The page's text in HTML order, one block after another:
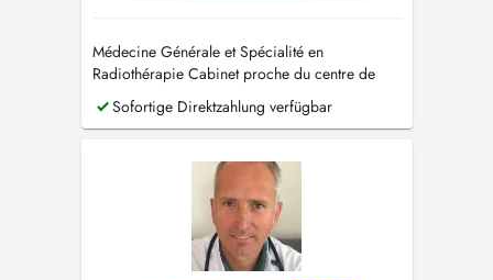
Médecine Générale et Spécialité en
Radiothérapie Cabinet proche du centre de
Luxembourg et à 400 m de la Cloche d'or. PID:
Paiement immédiat direct pratiqué.
Sofortige Direktzahlung verfügbar